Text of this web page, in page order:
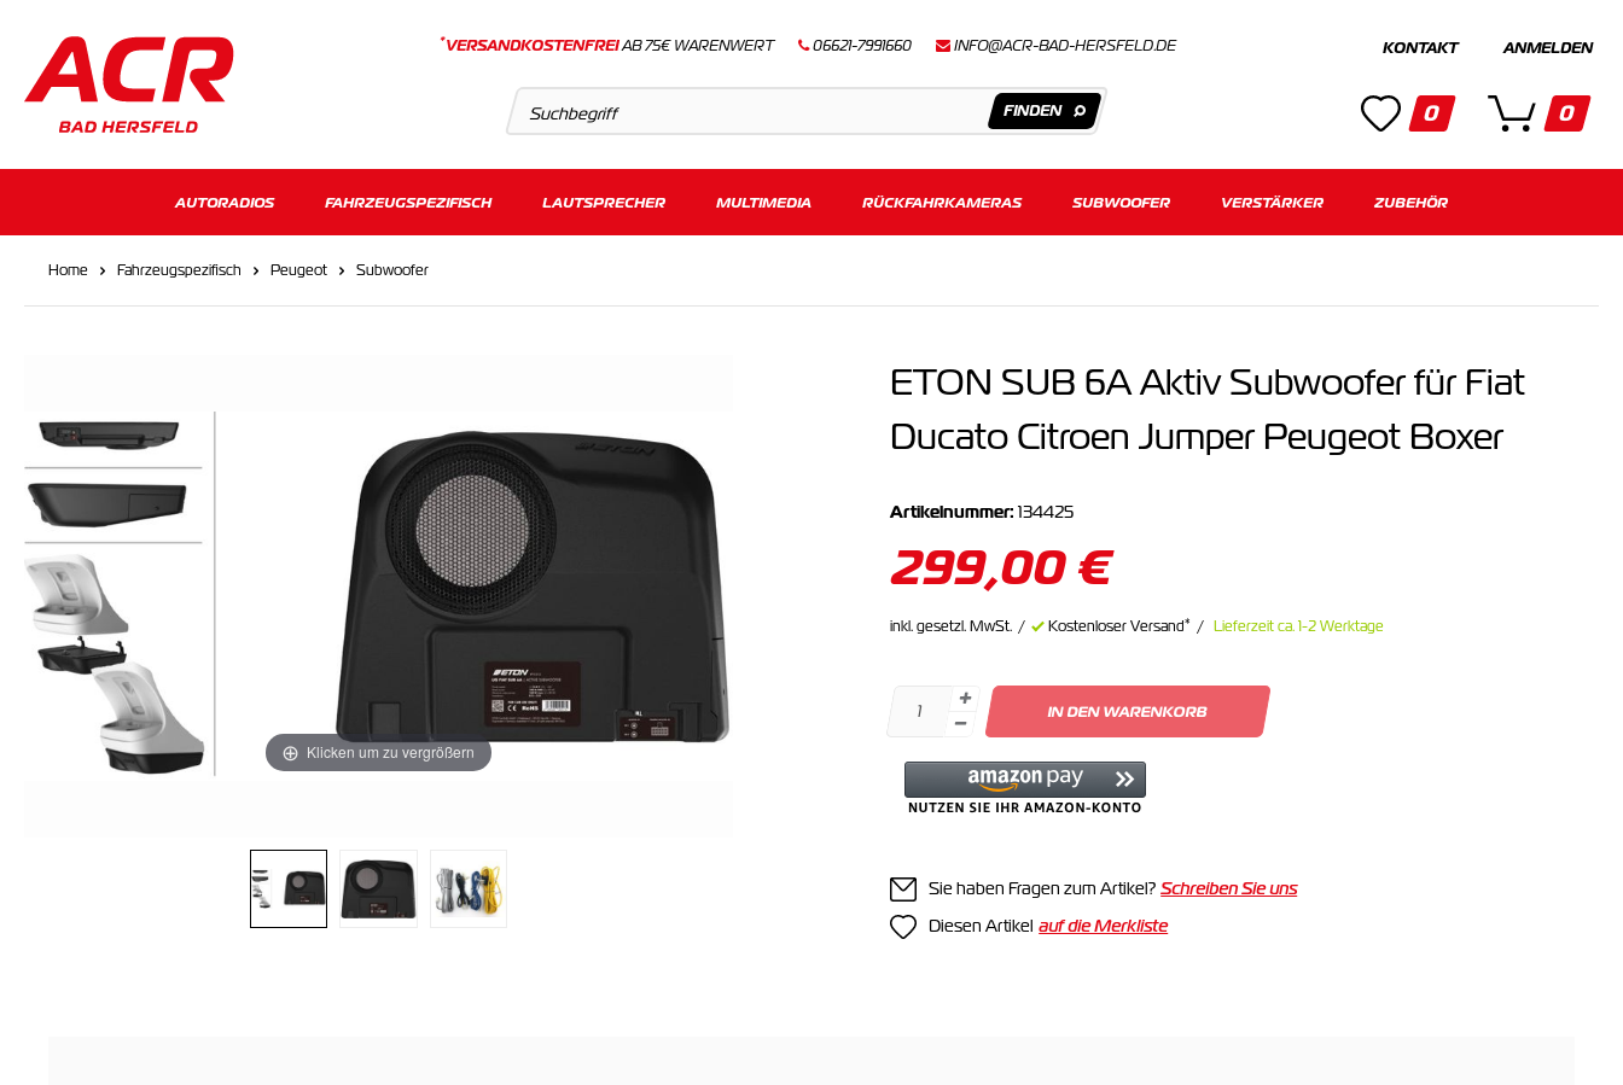
*VERSANDKOSTENFREIAB 75€ WARENWERT 06621-7991660 INFO@ACR-BAD-HERSFELD.DE
Artikel Kategorien
KONTAKT
0
ANMELDEN
0
AUTORADIOS FAHRZEUGSPEZIFISCH LAUTSPRECHER MULTIMEDIA RÜCKFAHRKAMERAS SUBWOOFER VERSTÄRKER ZUBEHÖR
Home Fahrzeugspezifisch Peugeot Subwoofer
Klicken um zu vergrößern
ETON SUB 6A Aktiv Subwoofer für Fiat
Ducato Citroen Jumper Peugeot Boxer
Artikelnummer: 134425
299,00 €
inkl. gesetzl. MwSt. Kostenloser Versand* Lieferzeit ca. 1-2 Werktage
IN DEN WARENKORB
Sie haben Fragen zum Artikel? Schreiben Sie uns
Diesen Artikel